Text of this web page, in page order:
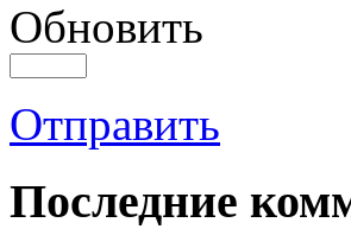
Обновить
Отправить
Последние